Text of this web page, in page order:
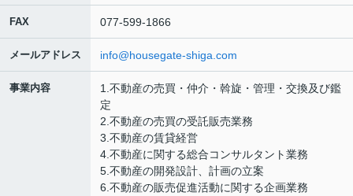
FAX 077-599-1866
メールアドレス info@housegate-shiga.com
事業内容
1.不動産の売買・仲介・斡旋・管理・交換及び鑑
定
2.不動産の売買の受託販売業務
3.不動産の賃貸経営
4.不動産に関する総合コンサルタント業務
5.不動産の開発設計、計画の立案
6.不動産の販売促進活動に関する企画業務